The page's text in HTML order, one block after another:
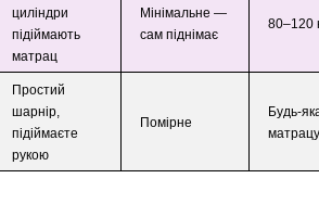
циліндри
підіймають
матрац
Мінімальне —
сам піднімає
80–120
Простий
шарнір,
підіймаєте
рукою
Помірне
Будь-